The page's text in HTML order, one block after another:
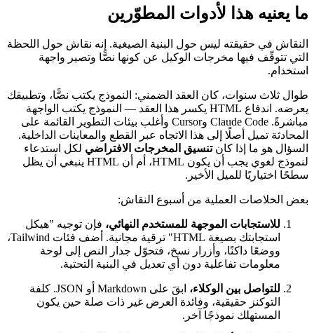
ما يعنيه هذا لأدوات المطوّرين
النقاش في حقيقته ليس حول البنية الصيغية. إنه نقاش حول اللحظة
التي تتوقّف فيها مخرجات الوكيل عن كونها نصًّا وتصير واجهة
استخدام.
طوال ثلاث سنوات، كان العقد الضمني: النموذج يكتب نصًّا، وتطبيقك
يعرضه. اندفاع HTML يكسر هذا العقد — النموذج يكتب الواجهة
مباشرةً. Claude Code وCursor وأغلب بيئات التطوير القائمة على
المحادثة تميل أصلًا إلى هذا الاتجاه عبر القطع والمعاينات الداخلية.
السؤال هو ما إذا كانتنسيق المخرجات الافتراضي لكل استدعاء
لنموذج لغوي يجب أن يكون HTML، أم أن HTML ينبغي أن يظل
سطحًا اختياريًا للميل الأخير.
بعض الخلاصات العملية من أسبوع النقاش:
للاستجابات الموجهة للمستخدم النهائي،فإن توجيه "هيكل
استجابتك بصيغة HTML" ترقية مجانية. أضف فئات Tailwind،
ووضعًا داكنًا، وأزرار نسخ، فتحوّل جدار النص إلى لوحة
معلومات تفاعلية دون أي تعديل في البنية التحتية.
للتواصل بين الوكلاء،
ابقَ على Markdown أو JSON. كلفة
التوكنز حقيقية، وفائدة العرض غير ذات صلة حين يكون
المستهلك نموذجًا آخر.